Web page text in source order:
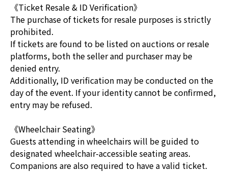
《Ticket Resale & ID Verification》
The purchase of tickets for resale purposes is strictly
prohibited.
If tickets are found to be listed on auctions or resale
platforms, both the seller and purchaser may be
denied entry.
Additionally, ID verification may be conducted on the
day of the event. If your identity cannot be confirmed,
entry may be refused.
《Wheelchair Seating》
Guests attending in wheelchairs will be guided to
designated wheelchair-accessible seating areas.
Companions are also required to have a valid ticket.